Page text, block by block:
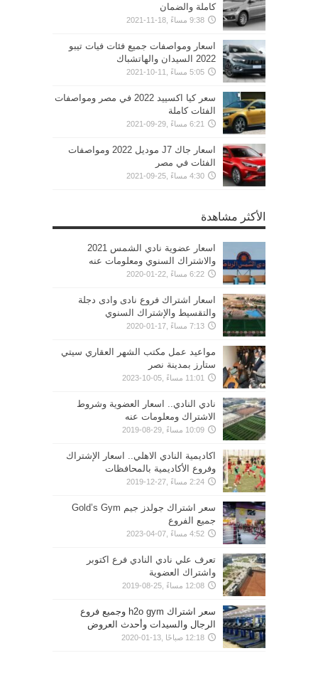
كاملة والضمان
9:38 مساءً ,18-11-2021
اسعار ومواصفات جميع فئات فيات تيبو
2022 السيدان والهاتشباك
5:05 مساءً ,11-10-2021
سعر كيا اكسييد 2022 في مصر ومواصفات
الفئات كاملة
6:21 مساءً ,29-09-2021
اسعار جاك J7 موديل 2022 ومواصفات
الفئات في مصر
4:30 مساءً ,25-09-2021
الأكثر مشاهدة
اسعار عضوية نادي الشمس 2021
والاشتراك السنوي ومعلومات عنه
6:22 مساءً ,22-01-2020
اسعار اشتراك فروع نادى وادى دجلة
والتقسيط والإشتراك السنوي
7:13 مساءً ,17-01-2020
مواعيد عمل مكتب الشهر العقاري سيتي
ستارز بمدينة نصر
11:01 مساءً ,05-10-2023
نادي النادي.. اسعار العضوية وشروط
الاشتراك ومعلومات عنه
10:09 مساءً ,29-08-2019
اكاديمية النادي الاهلي.. اسعار الإشتراك
وفروع الأكاديمية بالمحافظات
2:24 مساءً ,27-12-2019
سعر اشتراك جولدز جيم Gold’s Gym
جميع الفروع
4:52 مساءً ,07-04-2023
تعرف علي نادي النادي فرع اكتوبر
واشتراك العضوية
12:08 مساءً ,25-08-2019
سعر اشتراك h2o gym وجميع فروع
الرجال والسيدات وأحدث العروض
12:18 صباحًا ,13-01-2020